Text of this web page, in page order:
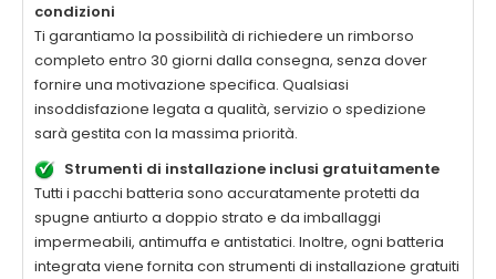
condizioni
Ti garantiamo la possibilità di richiedere un rimborso
completo entro 30 giorni dalla consegna, senza dover
fornire una motivazione specifica. Qualsiasi
insoddisfazione legata a qualità, servizio o spedizione
sarà gestita con la massima priorità.
Strumenti di installazione inclusi gratuitamente
Tutti i pacchi batteria sono accuratamente protetti da
spugne antiurto a doppio strato e da imballaggi
impermeabili, antimuffa e antistatici. Inoltre, ogni batteria
integrata viene fornita con strumenti di installazione gratuiti